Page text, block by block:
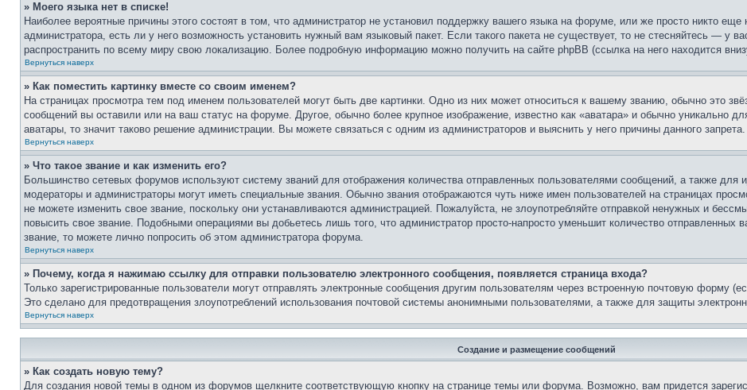
» Моего языка нет в списке!
Наиболее вероятные причины этого состоят в том, что администратор не установил поддержку вашего языка на форуме, или же просто никто
администратора, есть ли у него возможность установить нужный вам языковый пакет. Если такого пакета не существует, то не стесняйтесь — у
распространить по всему миру свою локализацию. Более подробную информацию можно получить на сайте phpBB (ссылка на него находится
Вернуться наверх
» Как поместить картинку вместе со своим именем?
На страницах просмотра тем под именем пользователей могут быть две картинки. Одно из них может относиться к вашему званию, обычно это
сообщений вы оставили или на ваш статус на форуме. Другое, обычно более крупное изображение, известно как «аватара» и обычно уникально
аватары, то значит таково решение администрации. Вы можете связаться с одним из администраторов и выяснить у него причины данного запрета.
Вернуться наверх
» Что такое звание и как изменить его?
Большинство сетевых форумов используют систему званий для отображения количества отправленных пользователями сообщений, а также для
модераторы и администраторы могут иметь специальные звания. Обычно звания отображаются чуть ниже имен пользователей на страницах
не можете изменить свое звание, поскольку они устанавливаются администрацией. Пожалуйста, не злоупотребляйте отправкой ненужных и
повысить свое звание. Подобными операциями вы добьетесь лишь того, что администратор просто-напросто уменьшит количество
звание, то можете лично попросить об этом администратора форума.
Вернуться наверх
» Почему, когда я нажимаю ссылку для отправки пользователю электронного сообщения, появляется страница входа?
Только зарегистрированные пользователи могут отправлять электронные сообщения другим пользователям через встроенную почтовую форму
Это сделано для предотвращения злоупотреблений использования почтовой системы анонимными пользователями, а также для защиты
Вернуться наверх
Создание и размещение сообщений
» Как создать новую тему?
Для создания новой темы в одном из форумов щелкните соответствующую кнопку на странице темы или форума. Возможно, вам придется